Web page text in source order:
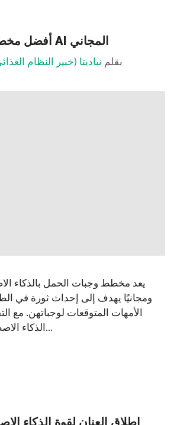
أفضل مخطط وجبات الحمل AI المجاني
بقلم نباديتا (خبير النظام
يعد مخطط وجبات الحمل بالذكاء
ومجانيًا يهدف إلى إحداث ثورة في
الأمهات المتوقعات لوجباتهن. مع
الذكاء الاصطناعي يعمل بالطاقة...